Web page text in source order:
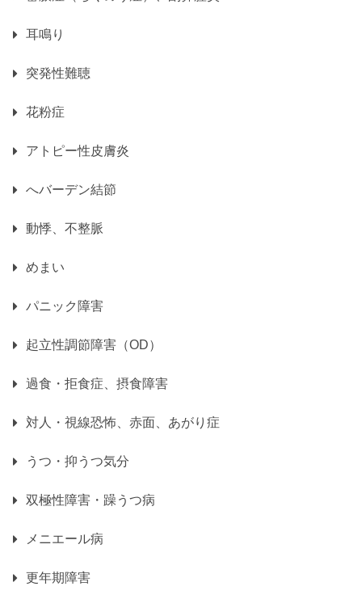
耳鳴り
突発性難聴
花粉症
アトピー性皮膚炎
へバーデン結節
動悸、不整脈
めまい
パニック障害
起立性調節障害（OD）
過食・拒食症、摂食障害
対人・視線恐怖、赤面、あがり症
うつ・抑うつ気分
双極性障害・躁うつ病
メニエール病
更年期障害